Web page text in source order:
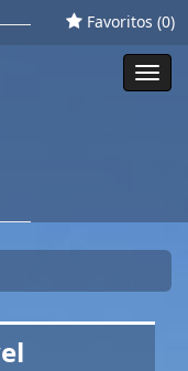
Favoritos (0)